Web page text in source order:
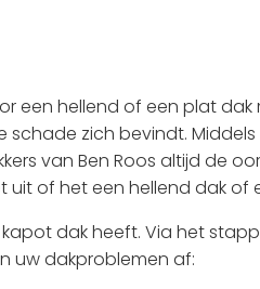
een hellend of een plat dak
schade zich bevindt.
van Ben Roos altijd de
uit of het een hellend dak of
kapot dak heeft. Via het
uw dakproblemen af: